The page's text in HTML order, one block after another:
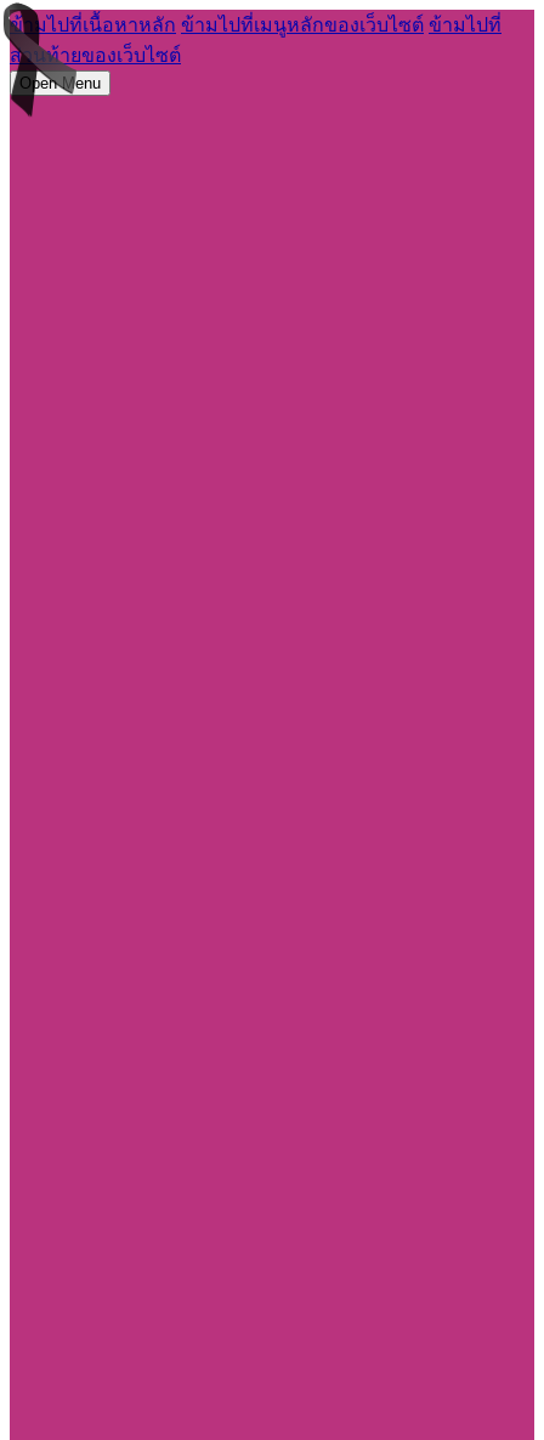
ข้ามไปที่เนื้อหาหลัก ข้ามไปที่เมนูหลักของเว็บไซต์ ข้ามไปที่
ส่วนท้ายของเว็บไซต์
Open Menu